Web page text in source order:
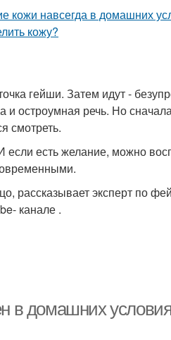
пятно
гейши. Затем идут -
и остроумная речь. Но
смотреть.
если есть желание, можно
рассказывает эксперт по
канале .
в домашних